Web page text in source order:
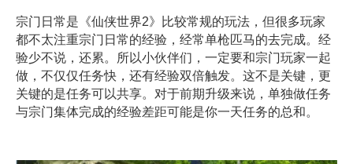
宗门日常是《仙侠世界2》比较常规的玩法，但很多玩家
都不太注重宗门日常的经验，经常单枪匹马的去完成。经
验少不说，还累。所以小伙伴们，一定要和宗门玩家一起
做，不仅仅任务快，还有经验双倍触发。这不是关键，更
关键的是任务可以共享。对于前期升级来说，单独做任务
与宗门集体完成的经验差距可能是你一天任务的总和。